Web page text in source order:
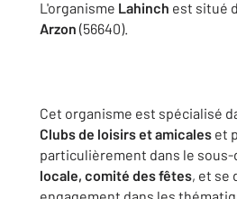
L'organisme Lahinch est situé
Arzon (56640).
Cet organisme est spécialisé
Clubs de loisirs et amicales et
particulièrement dans le sous-
locale, comité des fêtes, et se